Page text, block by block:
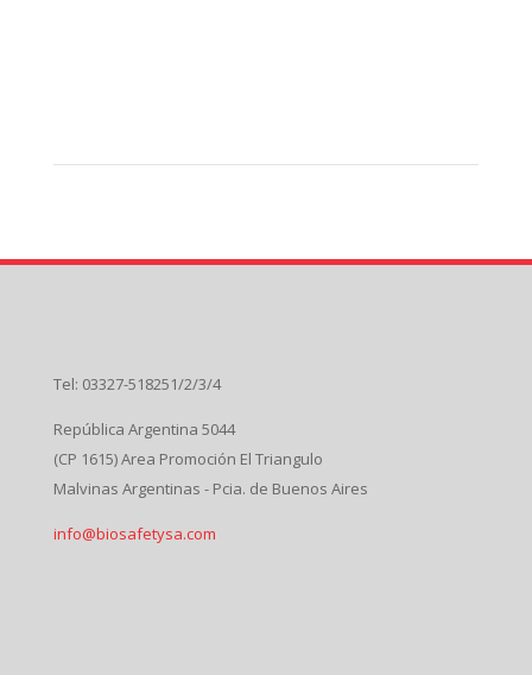
Tel: 03327-518251/2/3/4
República Argentina 5044
(CP 1615) Area Promoción El Triangulo
Malvinas Argentinas - Pcia. de Buenos Aires
info@biosafetysa.com